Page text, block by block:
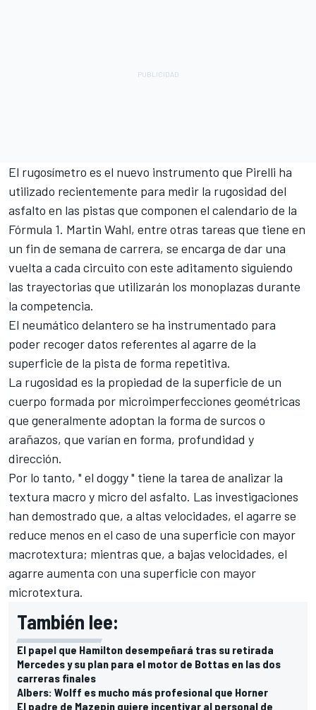
El rugosímetro es el nuevo instrumento que Pirelli ha
utilizado recientemente para medir la rugosidad del
asfalto en las pistas que componen el calendario de la
Fórmula 1. Martin Wahl, entre otras tareas que tiene en
un fin de semana de carrera, se encarga de dar una
vuelta a cada circuito con este aditamento siguiendo
las trayectorias que utilizarán los monoplazas durante
la competencia.
El neumático delantero se ha instrumentado para
poder recoger datos referentes al agarre de la
superficie de la pista de forma repetitiva.
La rugosidad es la propiedad de la superficie de un
cuerpo formada por microimperfecciones geométricas
que generalmente adoptan la forma de surcos o
arañazos, que varían en forma, profundidad y
dirección.
Por lo tanto, " el doggy " tiene la tarea de analizar la
textura macro y micro del asfalto. Las investigaciones
han demostrado que, a altas velocidades, el agarre se
reduce menos en el caso de una superficie con mayor
macrotextura; mientras que, a bajas velocidades, el
agarre aumenta con una superficie con mayor
microtextura.
También lee:
El papel que Hamilton desempeñará tras su retirada
Mercedes y su plan para el motor de Bottas en las dos
carreras finales
Albers: Wolff es mucho más profesional que Horner
El padre de Mazepin quiere incentivar al personal de